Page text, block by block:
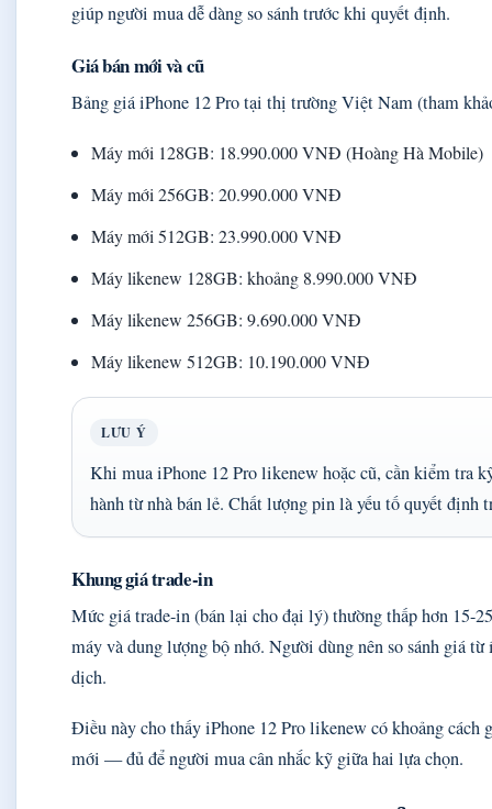
giúp người mua dễ dàng so sánh trước khi quyết định.
Giá bán mới và cũ
Bảng giá iPhone 12 Pro tại thị trường Việt Nam (tham
Máy mới 128GB: 18.990.000 VNĐ (Hoàng Hà Mobile)
Máy mới 256GB: 20.990.000 VNĐ
Máy mới 512GB: 23.990.000 VNĐ
Máy likenew 128GB: khoảng 8.990.000 VNĐ
Máy likenew 256GB: 9.690.000 VNĐ
Máy likenew 512GB: 10.190.000 VNĐ
LƯU Ý
Khi mua iPhone 12 Pro likenew hoặc cũ, cần kiểm tra
hành từ nhà bán lẻ. Chất lượng pin là yếu tố quyết định
Khung giá trade-in
Mức giá trade-in (bán lại cho đại lý) thường thấp hơn 15-
máy và dung lượng bộ nhớ. Người dùng nên so sánh giá
dịch.
Điều này cho thấy iPhone 12 Pro likenew có khoảng cách
mới — đủ để người mua cân nhắc kỹ giữa hai lựa chọn.